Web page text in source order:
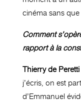
cinéma sans
Comment
rapport à la
Thierry de Peretti
j’écris, on est
d’Emmanuel